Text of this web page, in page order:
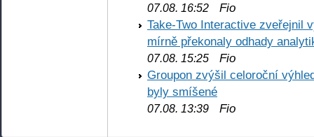
07.08. 16:52 Fio
Take-Two Interactive zveřejnil
mírně překonaly odhady
07.08. 15:25 Fio
Groupon zvýšil celoroční
byly smíšené
07.08. 13:39 Fio